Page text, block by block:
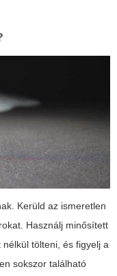
Kerüld az ismeretlen
Használj minősített
nélkül tölteni, és figyelj a
sokszor található